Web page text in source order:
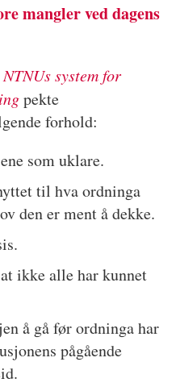
mangler ved dagens
system for
pekte
forhold:
som uklare.
til hva ordninga
den er ment å dekke.
ikke alle har kunnet
å gå før ordninga har
pågående